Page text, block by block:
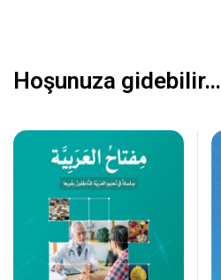
Hoşunuza gidebilir…